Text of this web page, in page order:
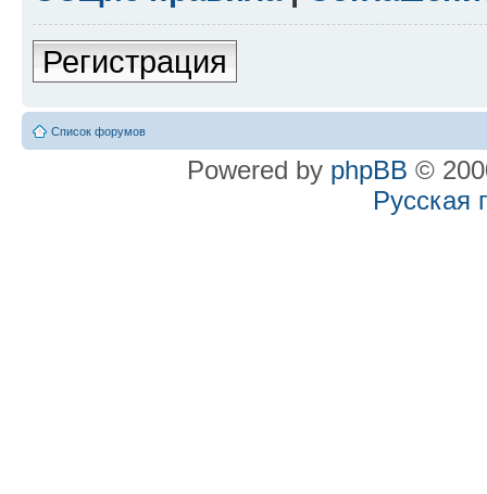
Регистрация
Список форумов
Powered by phpBB ©
Русская